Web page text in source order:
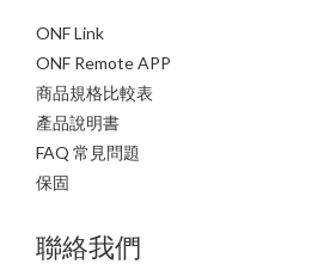
ONF Link
ONF Remote APP
商品規格比較表
產品說明書
FAQ 常見問題
保固
聯絡我們